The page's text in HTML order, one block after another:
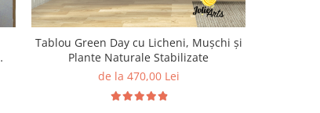
Tablou Green Day cu Licheni, Mușchi și
Plante Naturale Stabilizate
de la 470,00 Lei